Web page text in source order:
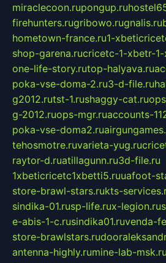
miraclecoon.rupongup.ru
firehunters.rugribowo.rugnalis.ru
hometown-france.ru1-
shop-garena.rucricetc-1-xbetr-
one-life-story.rutop-halyava.ru
poka-vse-doma-2.ru3-d-file.ru
g2012.rutst-1.rushaggy-cat.ru
g-2012.ruops-mgr.ruaccounts-
poka-vse-doma2.ru
tehosmotre.ruvarieta-yug.ru
raytor-d.ruatillagunn.ru3d-file.ru
1xbeticricetc1xbetti5.ruuafoot-
store-brawl-stars.rukts-
sindika-01.rusp-life.rux-legion.ru
e-abis-1-c.rusindika01.ruvenda-
store-brawlstars.ru
antenna-highly.rumine-lab-msk.ru